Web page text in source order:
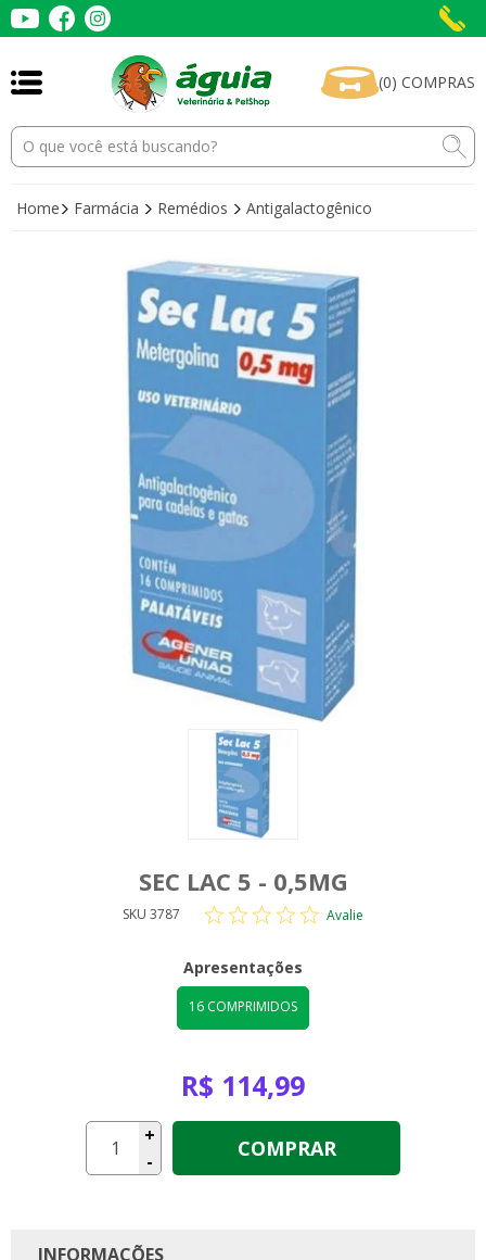
(0) COMPRAS
Home Farmácia Remédios Antigalactogênico
SEC LAC 5 - 0,5MG
SKU 3787 Avalie
Apresentações
16 COMPRIMIDOS
R$ 114,99
+
-
COMPRAR
INFORMAÇÕES